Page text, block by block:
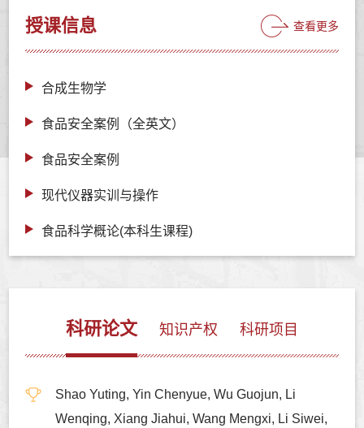
授课信息 查看更多
合成生物学
食品安全案例（全英文）
食品安全案例
现代仪器实训与操作
食品科学概论(本科生课程)
科研论文 知识产权 科研项目
Shao Yuting, Yin Chenyue, Wu Guojun, Li
Wenqing, Xiang Jiahui, Wang Mengxi, Li Siwei,